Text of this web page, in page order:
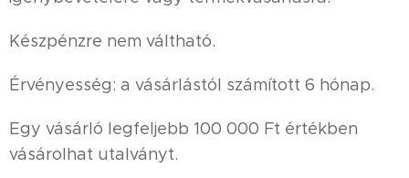
Készpénzre nem váltható.
Érvényesség: a vásárlástól számított 6 hónap.
Egy vásárló legfeljebb 100 000 Ft értékben
vásárolhat utalványt.